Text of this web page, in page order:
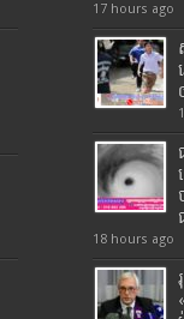
17 hours ago
18 hours ago